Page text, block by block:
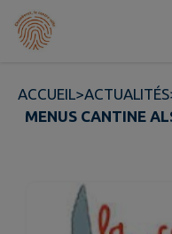
Contenu
ACCUEIL>ACTUALITÉS
MENUS CANTINE